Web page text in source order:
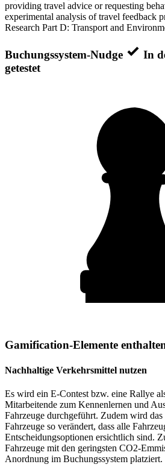
providing travel advice or requesting
experimental analysis of travel feedback
Research Part D: Transport and
Buchungssystem-Nudge
In
getestet
Gamification-Elemente
Nachhaltige Verkehrsmittel nutzen
Es wird ein E-Contest bzw. eine Rallye
Mitarbeitende zum Kennenlernen und
Fahrzeuge durchgeführt. Zudem wird
Fahrzeuge so verändert, dass alle
Entscheidungsoptionen ersichtlich sind.
Fahrzeuge mit den geringsten CO2-
Anordnung im Buchungssystem platziert.